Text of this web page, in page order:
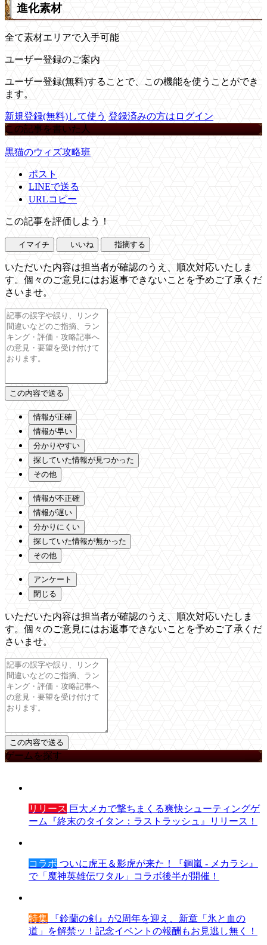
進化素材
全て素材エリアで入手可能
ユーザー登録のご案内
ユーザー登録(無料)することで、この機能を使うことができ
ます。
新規登録(無料)して使う 登録済みの方はログイン
この記事を書いた人
黒猫のウィズ攻略班
ポスト
LINEで送る
URLコピー
この記事を評価しよう！
イマイチ いいね 指摘する
いただいた内容は担当者が確認のうえ、順次対応いたしま
す。個々のご意見にはお返事できないことを予めご了承くだ
さいませ。
情報が正確
情報が早い
分かりやすい
探していた情報が見つかった
その他
情報が不正確
情報が遅い
分かりにくい
探していた情報が無かった
その他
アンケート
閉じる
いただいた内容は担当者が確認のうえ、順次対応いたしま
す。個々のご意見にはお返事できないことを予めご了承くだ
さいませ。
ゲームを探す
リリース 巨大メカで撃ちまくる爽快シューティングゲ
ーム『終末のタイタン：ラストラッシュ』リリース！
コラボ ついに虎王＆影虎が来た！『鋼嵐 - メカラシ』
で「魔神英雄伝ワタル」コラボ後半が開催！
特集 『鈴蘭の剣』が2周年を迎え、新章「氷と血の
道」を解禁ッ！記念イベントの報酬もお見逃し無く！